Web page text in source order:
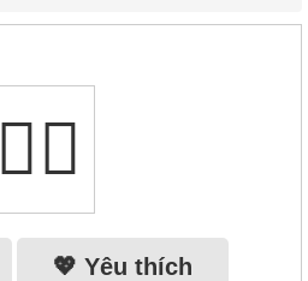
🏴‍☠️
💖 Yêu thích